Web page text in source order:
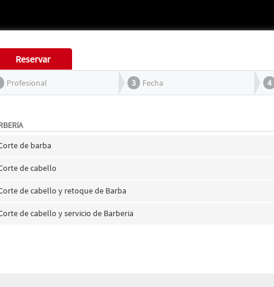
Reservar
Profesional 3 Fecha 4
de barba
de cabello
de cabello y retoque de Barba
de cabello y servicio de Barberia